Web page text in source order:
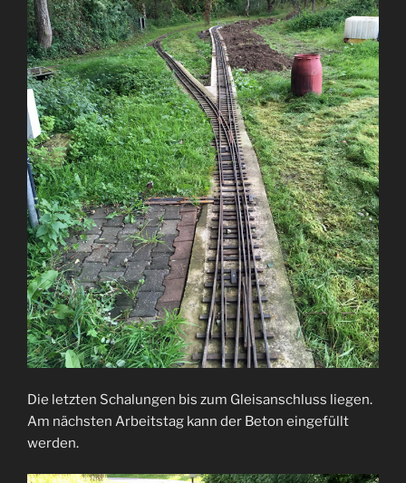
Die letzten Schalungen bis zum Gleisanschluss liegen.
Am nächsten Arbeitstag kann der Beton eingefüllt
werden.